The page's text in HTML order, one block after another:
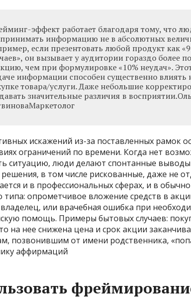
эффект работает благодаря тому, что
информацию не в абсолютных
если презентовать любой продукт как
он вызывает у аудитории гораздо более
чем при формулировке «10% неудач».
информации способен существенно влиять
товара/услуги. Даже небольшие
значительные различия в
искажений из-за поставленных рамок
ограничений по времени. Когда нет
ситуацию, люди делают спонтанные
в том числе рискованные, даже не
и в профессиональных сферах, и в
типа: опрометчивое вложение средств в
или врачебная ошибка при
помощь. Примеры бытовых случаев:
на нее снижена цена и срок акции
позвонившим от имени родственника,
аффирмаций